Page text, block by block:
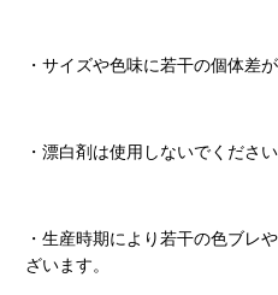
・サイズや色味に若干の個体差
・漂白剤は使用しないでください
・生産時期により若干の色ブレ
ざいます。